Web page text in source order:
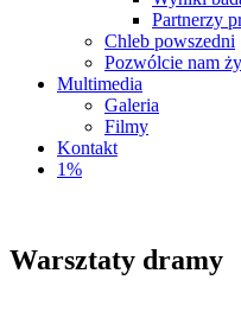
Partnerzy
Chleb powszedni
Pozwólcie nam
Multimedia
Galeria
Filmy
Kontakt
1%
Warsztaty dramy